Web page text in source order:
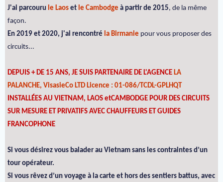
J'ai parcouru le Laos et le Cambodge à partir de 2015, de la même
façon.
En 2019 et 2020, j'ai rencontré la Birmanie pour vous proposer des
circuits...
DEPUIS + DE 15 ANS, JE SUIS PARTENAIRE DE L'AGENCE LA
PALANCHE, VisasieCo LTD Licence : 01-086/TCDL-GPLHQT
INSTALLÉES AU VIETNAM, LAOS etCAMBODGE POUR DES CIRCUITS
SUR MESURE ET PRIVATIFS AVEC CHAUFFEURS ET GUIDES
FRANCOPHONE
Si vous désirez vous balader au Vietnam sans les contraintes d’un
tour opérateur.
Si vous rêvez d’un voyage à la carte et hors des sentiers battus, avec